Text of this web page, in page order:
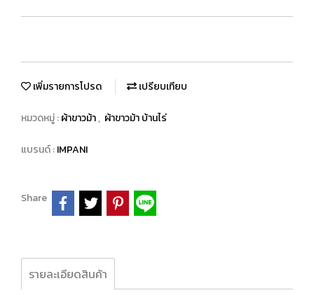
เพิ่มรายการโปรด เปรียบเทียบ
หมวดหมู่ :ผ้าขาวม้า, ผ้าขาวม้า บ้านไร่
แบรนด์ :IMPANI
Share
รายละเอียดสินค้า